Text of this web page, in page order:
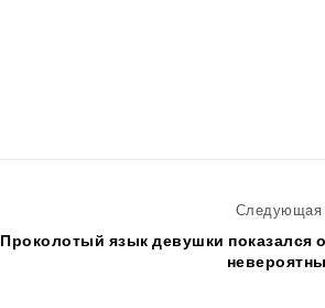
Следующая
Проколотый язык девушки показался